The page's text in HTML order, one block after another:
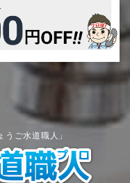
ご水道職人」